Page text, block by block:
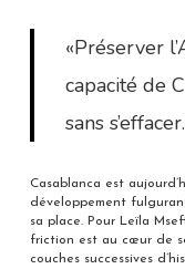
«Préserver
capacité de
sans
Casablanca est
développement
sa place. Pour Leïla
friction est au cœur de
couches successives